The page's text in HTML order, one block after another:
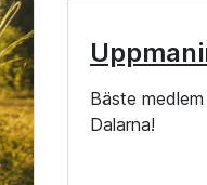
Bäste
Dalarna!